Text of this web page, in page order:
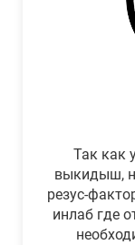
Так как
выкидыш,
резус-
инлаб где